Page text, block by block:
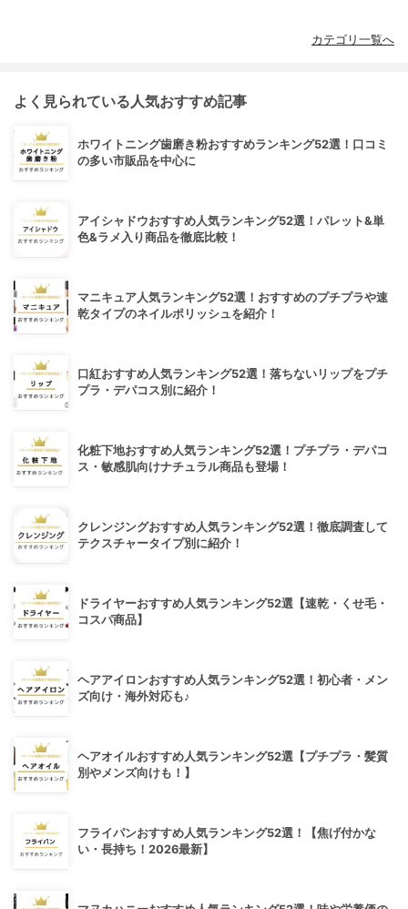
カテゴリ一覧へ
よく見られている人気おすすめ記事
ホワイトニング歯磨き粉おすすめランキング52選！口コミ
の多い市販品を中心に
アイシャドウおすすめ人気ランキング52選！パレット&単
色&ラメ入り商品を徹底比較！
マニキュア人気ランキング52選！おすすめのプチプラや速
乾タイプのネイルポリッシュを紹介！
口紅おすすめ人気ランキング52選！落ちないリップをプチ
プラ・デパコス別に紹介！
化粧下地おすすめ人気ランキング52選！プチプラ・デパコ
ス・敏感肌向けナチュラル商品も登場！
クレンジングおすすめ人気ランキング52選！徹底調査して
テクスチャータイプ別に紹介！
ドライヤーおすすめ人気ランキング52選【速乾・くせ毛・
コスパ商品】
ヘアアイロンおすすめ人気ランキング52選！初心者・メン
ズ向け・海外対応も♪
ヘアオイルおすすめ人気ランキング52選【プチプラ・髪質
別やメンズ向けも！】
フライパンおすすめ人気ランキング52選！【焦げ付かな
い・長持ち！2026最新】